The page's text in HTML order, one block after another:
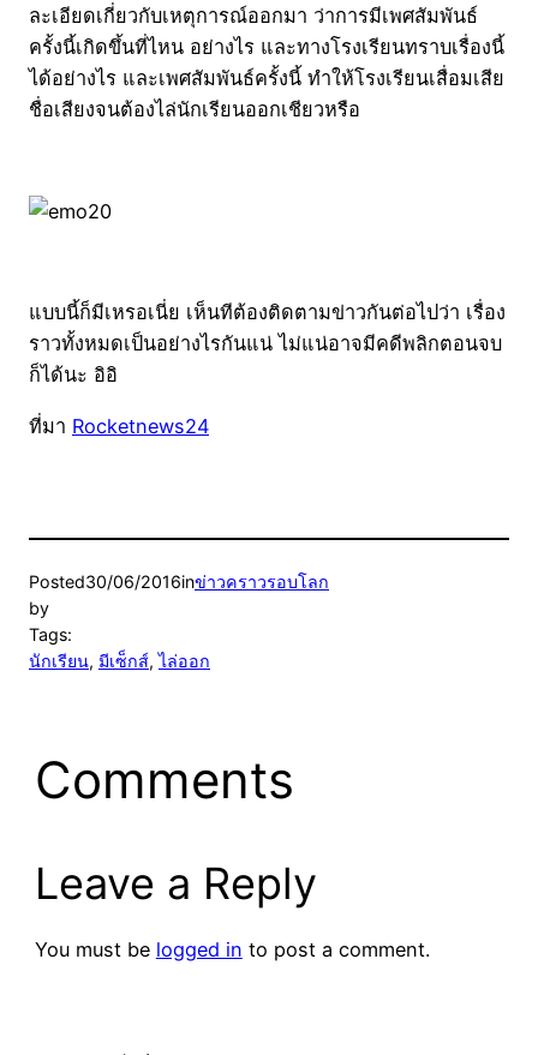
ละเอียดเกี่ยวกับเหตุการณ์ออกมา ว่าการมีเพศสัมพันธ์
ครั้งนี้เกิดขึ้นที่ไหน อย่างไร และทางโรงเรียนทราบเรื่องนี้
ได้อย่างไร และเพศสัมพันธ์ครั้งนี้ ทำให้โรงเรียนเสื่อมเสีย
ชื่อเสียงจนต้องไล่นักเรียนออกเชียวหรือ
แบบนี้ก็มีเหรอเนี่ย เห็นทีต้องติดตามข่าวกันต่อไปว่า เรื่อง
ราวทั้งหมดเป็นอย่างไรกันแน่ ไม่แน่อาจมีคดีพลิกตอนจบ
ก็ได้นะ อิอิ
ที่มา Rocketnews24
Posted30/06/2016inข่าวคราวรอบโลก
by
Tags:
นักเรียน, มีเซ็กส์, ไล่ออก
Comments
Leave a Reply
You must be logged in to post a comment.